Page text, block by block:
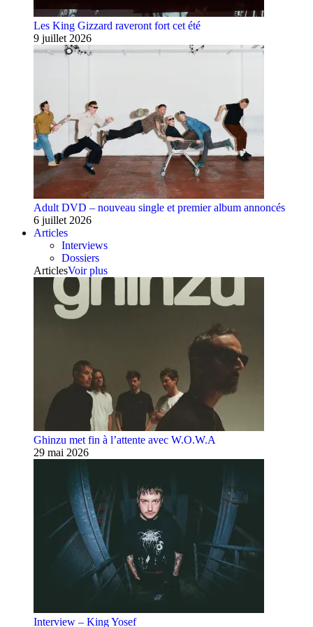
Les King Gizzard raveront fort cet été
9 juillet 2026
Adult DVD – nouveau single et premier album annoncés
6 juillet 2026
Articles
Interviews
Dossiers
ArticlesVoir plus
Ghinzu met fin à l’attente avec W.O.W.A
29 mai 2026
Interview – King Yosef